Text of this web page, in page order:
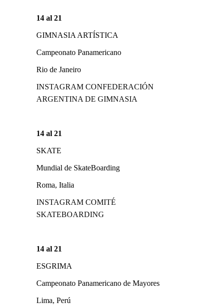
14 al 21
GIMNASIA ARTÍSTICA
Campeonato Panamericano
Rio de Janeiro
INSTAGRAM CONFEDERACIÓN
ARGENTINA DE GIMNASIA
14 al 21
SKATE
Mundial de SkateBoarding
Roma, Italia
INSTAGRAM COMITÉ
SKATEBOARDING
14 al 21
ESGRIMA
Campeonato Panamericano de Mayores
Lima, Perú